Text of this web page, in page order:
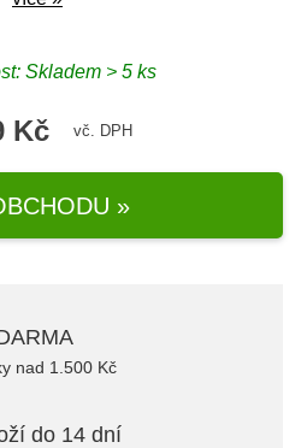
Skladem > 5 ks
Kč vč. DPH
»
nad 1.500 Kč
do 14 dní